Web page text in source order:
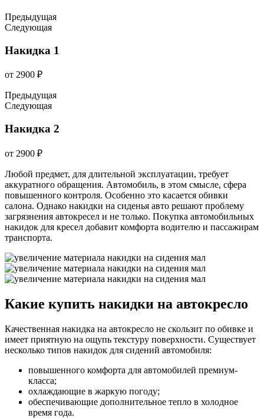
Предыдущая
Следующая
Накидка 1
от 2900 ₽
Предыдущая
Следующая
Накидка 2
от 2900 ₽
Любой предмет, для длительной эксплуатации, требует
аккуратного обращения. Автомобиль, в этом смысле, сфера
повышенного контроля. Особенно это касается обивки
салона. Однако накидки на сиденья авто решают проблему
загрязнения автокресел и не только. Покупка автомобильных
накидок для кресел добавит комфорта водителю и пассажирам
транспорта.
Какие купить накидки на автокресло
Качественная накидка на автокресло не скользит по обивке и
имеет приятную на ощупь текстуру поверхности. Существует
несколько типов накидок для сидений автомобиля:
повышенного комфорта для автомобилей премиум-
класса;
охлаждающие в жаркую погоду;
обеспечивающие дополнительное тепло в холодное
время года.